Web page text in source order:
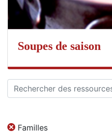
Soupes de saison
Familles